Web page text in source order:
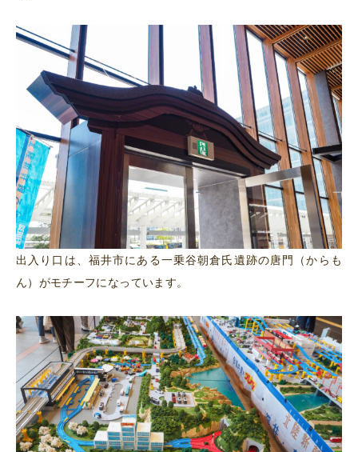
出入り口は、福井市にある一乗谷朝倉氏遺跡の唐門（からも
ん）がモチーフになっています。